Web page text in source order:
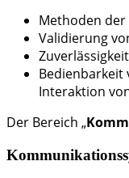
Methoden der
Validierung
Bedienbarkeit
Interaktion
Der Bereich „